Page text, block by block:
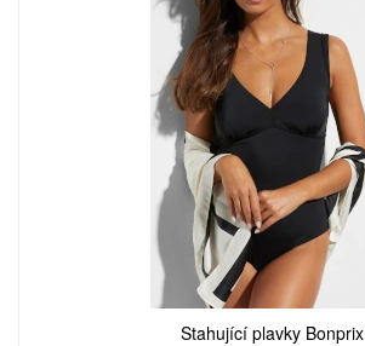
Stahující plavky Bonprix